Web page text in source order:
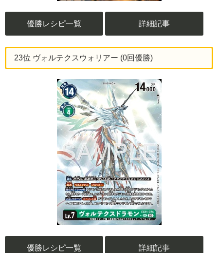
優勝レシピ一覧 詳細記事
23位 ヴォルテクスウォリアー (0回優勝)
優勝レシピ一覧 詳細記事